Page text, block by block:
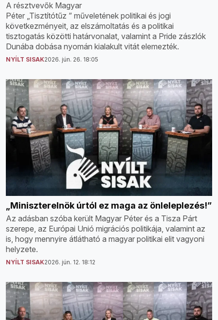
A résztvevők Magyar
Péter „Tisztítótűz ” műveletének politikai és jogi
következményeit, az elszámoltatás és a politikai
tisztogatás közötti határvonalat, valamint a Pride zászlók
Dunába dobása nyomán kialakult vitát elemezték.
NYÍLT SISAK2026. jún. 26. 18:05
„Miniszterelnök úrtól ez maga az önleleplezés!”
Az adásban szóba került Magyar Péter és a Tisza Párt
szerepe, az Európai Unió migrációs politikája, valamint az
is, hogy mennyire átlátható a magyar politikai elit vagyoni
helyzete.
NYÍLT SISAK2026. jún. 12. 18:12